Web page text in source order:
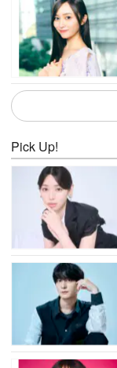
Pick Up!